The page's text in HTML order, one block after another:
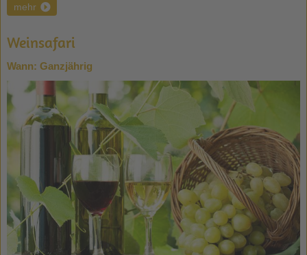
mehr
Weinsafari
Wann: Ganzjährig